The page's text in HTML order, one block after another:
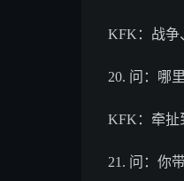
KFK：战争
20. 问：哪
KFK：牵扯
21. 问：你